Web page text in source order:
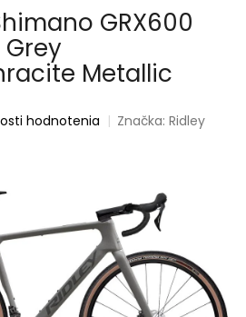
GRX600
Grey
Metallic
hodnotenia Značka:Ridley